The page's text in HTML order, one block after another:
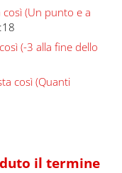
così (Un punto e a
(-3 alla fine dello
così (Quanti
il termine